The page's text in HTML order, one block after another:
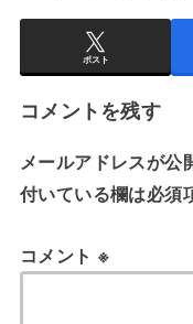
ポスト
コメントを残す
メールアドレスが公
付いている欄は必須
コメント ※